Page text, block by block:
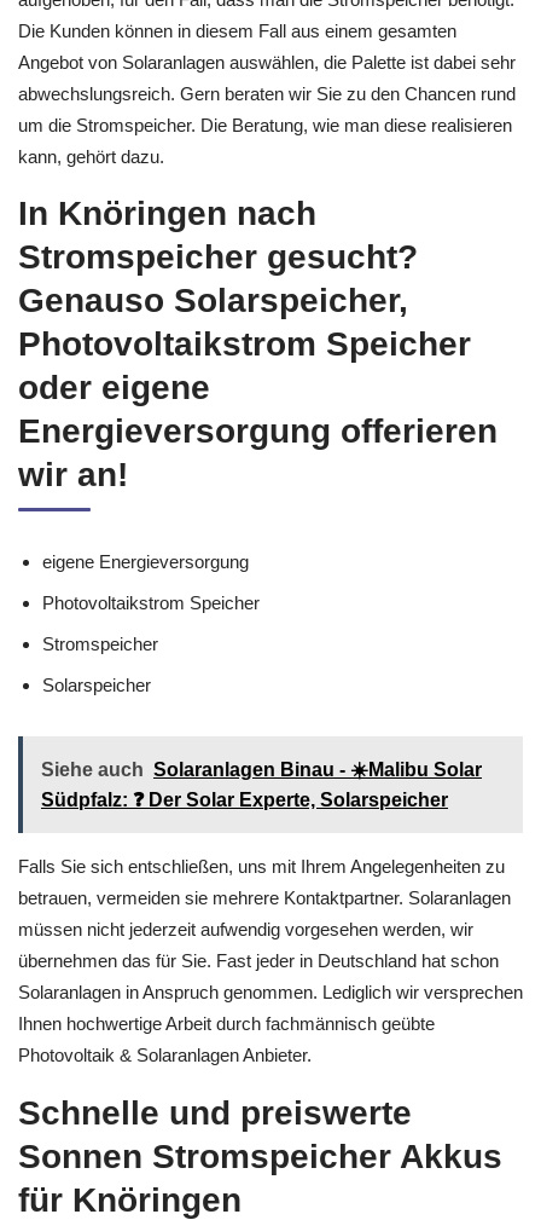
Die Kunden können in diesem Fall aus einem gesamten
Angebot von Solaranlagen auswählen, die Palette ist dabei sehr
abwechslungsreich. Gern beraten wir Sie zu den Chancen rund
um die Stromspeicher. Die Beratung, wie man diese realisieren
kann, gehört dazu.
In Knöringen nach
Stromspeicher gesucht?
Genauso Solarspeicher,
Photovoltaikstrom Speicher
oder eigene
Energieversorgung offerieren
wir an!
eigene Energieversorgung
Photovoltaikstrom Speicher
Stromspeicher
Solarspeicher
Siehe auch Solaranlagen Binau - ☀️Malibu Solar
Südpfalz: ❓️ Der Solar Experte, Solarspeicher
Falls Sie sich entschließen, uns mit Ihrem Angelegenheiten zu
betrauen, vermeiden sie mehrere Kontaktpartner. Solaranlagen
müssen nicht jederzeit aufwendig vorgesehen werden, wir
übernehmen das für Sie. Fast jeder in Deutschland hat schon
Solaranlagen in Anspruch genommen. Lediglich wir versprechen
Ihnen hochwertige Arbeit durch fachmännisch geübte
Photovoltaik & Solaranlagen Anbieter.
Schnelle und preiswerte
Sonnen Stromspeicher Akkus
für Knöringen